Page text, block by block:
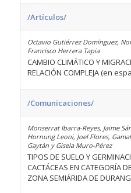
/Artículos/
Octavio Gutiérrez Domínguez,
Francisco Herrera Tapia
CAMBIO CLIMÁTICO Y
RELACIÓN COMPLEJA (en
/Comunicaciones/
Monserrat Ibarra-Reyes, Jaime
Hornung Leoni, Joel Flores,
Gaytán y Gisela Muro-Pérez
TIPOS DE SUELO Y
CACTÁCEAS EN CATEGORÍA
ZONA SEMIÁRIDA DE